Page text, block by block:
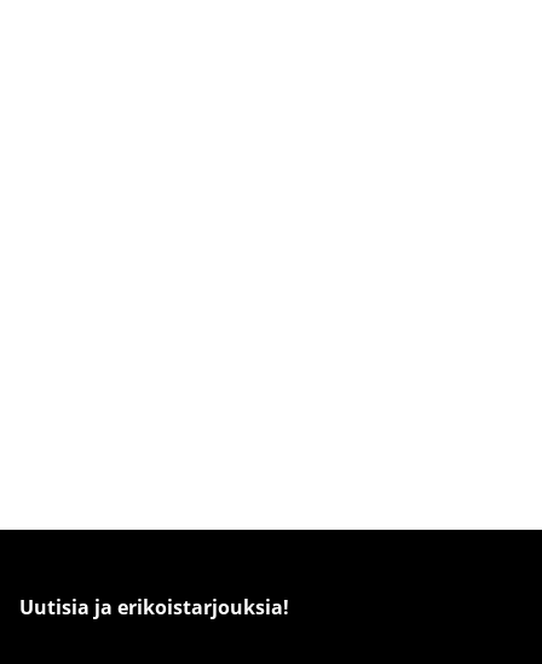
Uutisia ja erikoistarjouksia!